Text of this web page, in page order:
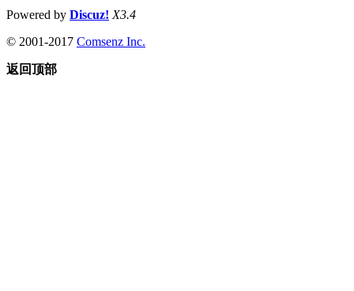
Powered by Discuz! X3.4
© 2001-2017 Comsenz Inc.
返回顶部